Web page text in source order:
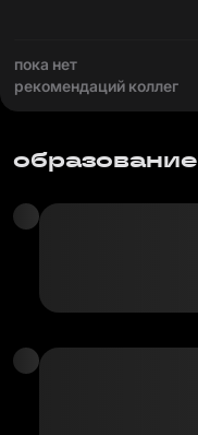
пока нет
рекомендаций коллег
образование